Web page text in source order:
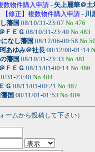
数物件購入申請 - 矢上麗華＠土
【修正】複数物件購入申請- 川
藩国 08/10/31-23:07 No.476
ＦＥＧ 08/10/31-23:40 No.483
なし藩国 08/12/06-00:58
あゆみ＠社長 08/12/08-01:14
藩国 08/10/31-23:33 No.481
ＦＥＧ 08/11/01-00:14 No.486
31-23:48 No.484
Ｇ 08/11/01-00:21 No.487
国 08/11/01-01:53 No.489
ームから投稿して下さい）